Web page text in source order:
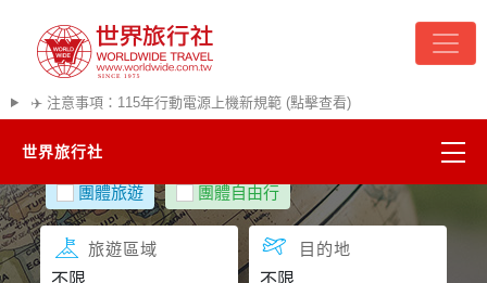
✈️ 注意事項：115年行動電源上機新規範 (點擊查看)
世界旅行社
精彩越南
熱門韓國
團體旅遊 團體自由行
旅遊區域 目的地